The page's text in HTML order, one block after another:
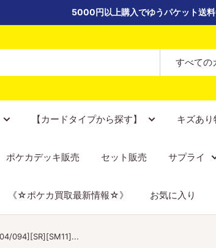
5000円以上購入でゆうパケット送料
すべての
【カードタイプから探す】 キズあり
ポケカデッキ販売 セット販売 サプライ
《☆ポケカ買取最新情報☆》 お気に入り
094][SR][SM11]...